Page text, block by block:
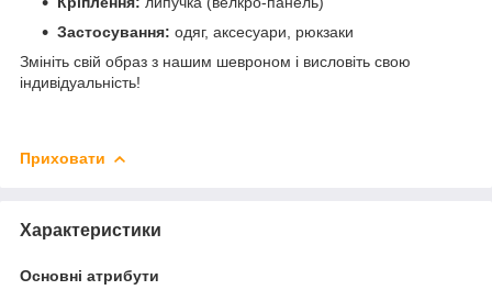
Застосування: одяг, аксесуари, рюкзаки
Змініть свій образ з нашим шевроном і висловіть свою
індивідуальність!
Приховати
Характеристики
Основні атрибути